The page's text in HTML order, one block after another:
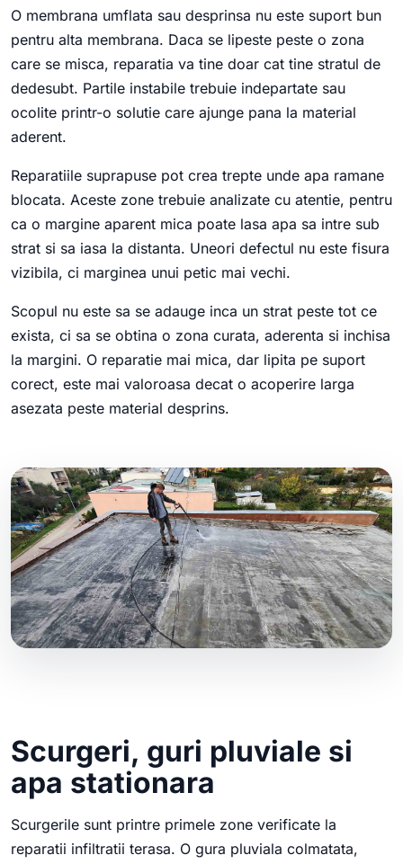
O membrana umflata sau desprinsa nu este suport bun
pentru alta membrana. Daca se lipeste peste o zona
care se misca, reparatia va tine doar cat tine stratul de
dedesubt. Partile instabile trebuie indepartate sau
ocolite printr-o solutie care ajunge pana la material
aderent.
Reparatiile suprapuse pot crea trepte unde apa ramane
blocata. Aceste zone trebuie analizate cu atentie, pentru
ca o margine aparent mica poate lasa apa sa intre sub
strat si sa iasa la distanta. Uneori defectul nu este fisura
vizibila, ci marginea unui petic mai vechi.
Scopul nu este sa se adauge inca un strat peste tot ce
exista, ci sa se obtina o zona curata, aderenta si inchisa
la margini. O reparatie mai mica, dar lipita pe suport
corect, este mai valoroasa decat o acoperire larga
asezata peste material desprins.
Scurgeri, guri pluviale si
apa stationara
Scurgerile sunt printre primele zone verificate la
reparatii infiltratii terasa. O gura pluviala colmatata,